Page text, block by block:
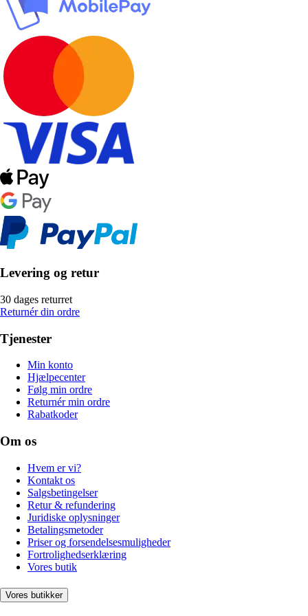
Levering og retur
30 dages returret
Returnér din ordre
Tjenester
Min konto
Hjælpecenter
Følg min ordre
Returnér min ordre
Rabatkoder
Om os
Hvem er vi?
Kontakt os
Salgsbetingelser
Retur & refundering
Juridiske oplysninger
Betalingsmetoder
Priser og forsendelsesmuligheder
Fortrolighedserklæring
Vores butik
Vores butikker